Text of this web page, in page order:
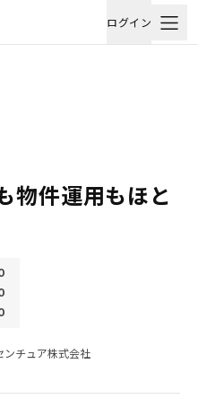
ログイン
物件運用もほと
ンチュア株式会社